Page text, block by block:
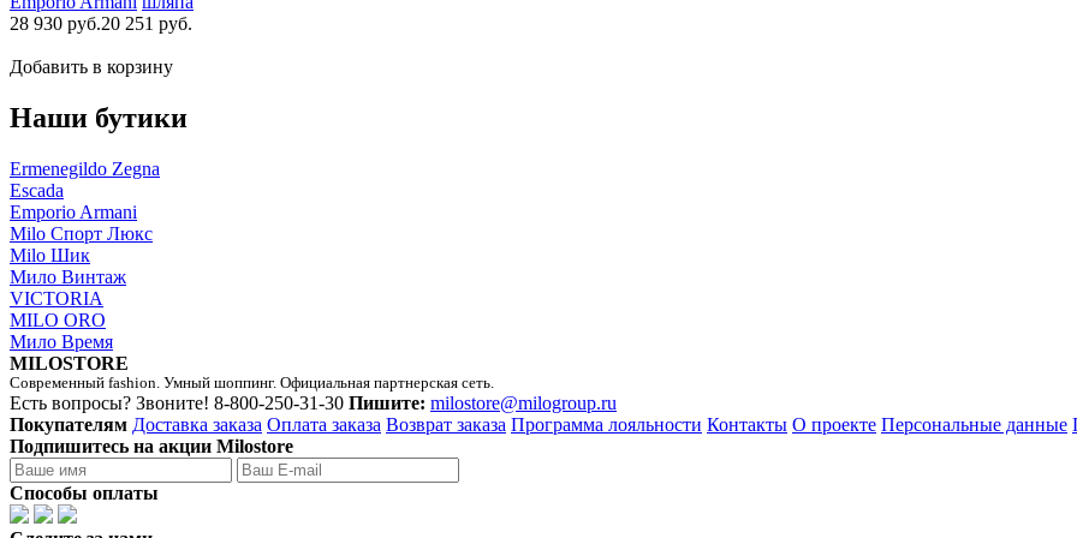
28 930 руб.20 251 руб.
Добавить в корзину
Наши бутики
Ermenegildo Zegna
Escada
Emporio Armani
Milo Спорт Люкс
Milo Шик
Мило Винтаж
VICTORIA
MILO ORO
Мило Время
MILOSTORE
Современный fashion. Умный шоппинг. Официальная партнерская сеть.
Есть вопросы? Звоните! 8-800-250-31-30 Пишите: milostore@milogroup.ru
Покупателям Доставка заказа Оплата заказа Возврат заказа Программа лояльности Контакты О проекте Персональные данные
Подпишитесь на акции Milostore
Способы оплаты